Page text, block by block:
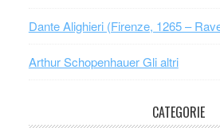
Dante Alighieri (Firenze, 1265 –
Arthur Schopenhauer Gli altri
CATEGORIE